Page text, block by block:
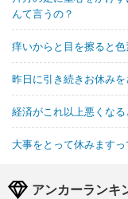
んて言うの？
痒いからと目を擦ると
昨日に引き続きお休み
経済がこれ以上悪くな
大事をとって休みます
アンカーランキ